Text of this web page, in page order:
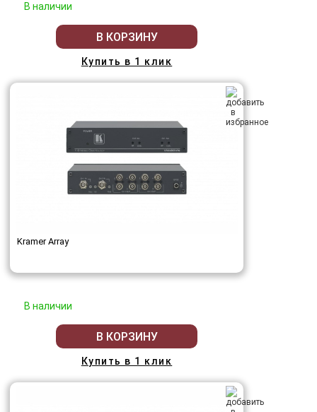
В наличии
В КОРЗИНУ
Купить в 1 клик
Kramer Array
В наличии
В КОРЗИНУ
Купить в 1 клик